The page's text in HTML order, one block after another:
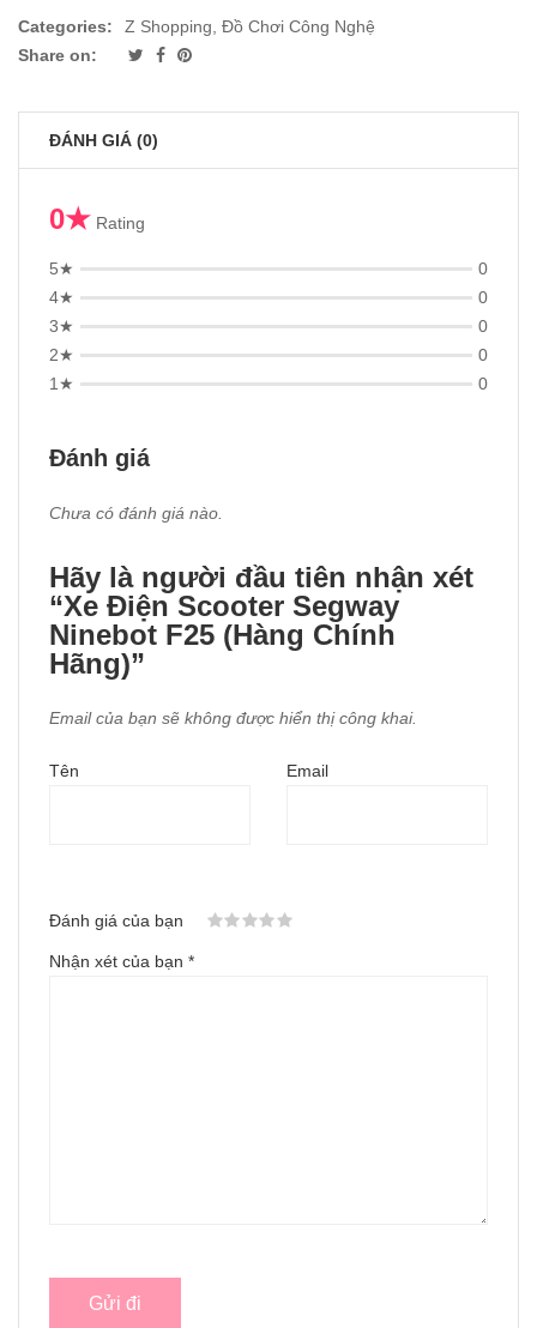
Categories: Z Shopping, Đồ Chơi Công Nghệ
Share on:
ĐÁNH GIÁ (0)
0★ Rating
5★
0
4★
0
3★
0
2★
0
1★
0
Đánh giá
Chưa có đánh giá nào.
Hãy là người đầu tiên nhận xét
“Xe Điện Scooter Segway
Ninebot F25 (Hàng Chính
Hãng)”
Email của bạn sẽ không được hiển thị công khai.
Tên Email
Đánh giá của bạn
Nhận xét của bạn *